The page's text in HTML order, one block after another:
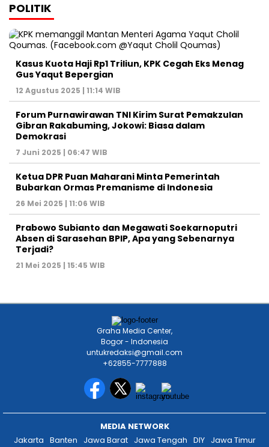
POLITIK
Kasus Kuota Haji Rp1 Triliun, KPK Cegah Eks Menag
Gus Yaqut Bepergian
12 Agustus 2025 | 11:14 WIB
Forum Purnawirawan TNI Kirim Surat Pemakzulan
Gibran Rakabuming, Jokowi: Biasa dalam
Demokrasi
7 Juni 2025 | 06:47 WIB
Ketua DPR Puan Maharani Minta Pemerintah
Bubarkan Ormas Premanisme di Indonesia
26 Mei 2025 | 11:06 WIB
Prabowo Subianto dan Megawati Soekarnoputri
Absen di Sarasehan BPIP, Apa yang Sebenarnya
Terjadi?
21 Mei 2025 | 15:45 WIB
Graha Media Center,
Bogor - Indonesia
untukredaksi@gmail.com
+62855-7777888
MEDIA NETWORK
Jakarta Banten Jawa Barat Jawa Tengah DIY
Jawa Timur